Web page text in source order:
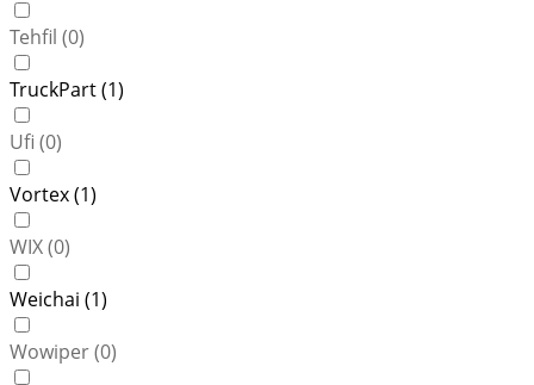
Tehfil (0)
TruckPart (1)
Ufi (0)
Vortex (1)
WIX (0)
Weichai (1)
Wowiper (0)